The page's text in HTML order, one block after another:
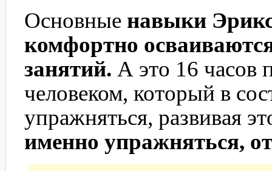
Основные навыки
комфортно
занятий. А это 16 часов
человеком, который в
упражняться, развивая
именно упражняться,